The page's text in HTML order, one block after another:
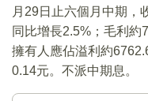
月29日止六個月中期，
同比增長2.5%；毛利約
擁有人應佔溢利約
0.14元。不派中期息。